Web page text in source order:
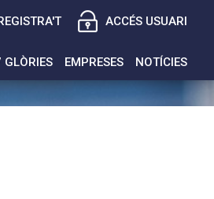
ACCÉS USUARI
GLÒRIES EMPRESES NOTÍCIES